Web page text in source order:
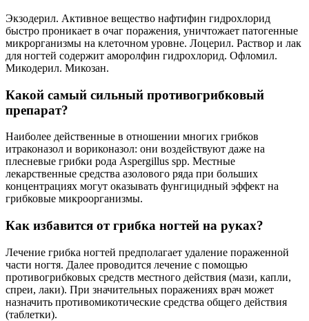
Экзодерил. Активное вещество нафтифин гидрохлорид
быстро проникает в очаг поражения, уничтожает патогенные
микрорганизмы на клеточном уровне. Лоцерил. Раствор и лак
для ногтей содержит аморолфин гидрохлорид. Офломил.
Микодерил. Микозан.
Какой самый сильный противогрибковый
препарат?
Наиболее действенные в отношении многих грибков
итраконазол и вориконазол: они воздействуют даже на
плесневые грибки рода Aspergillus spp. Местные
лекарственные средства азолового ряда при больших
концентрациях могут оказывать фунгицидный эффект на
грибковые микроорганизмы.
Как избавится от грибка ногтей на руках?
Лечение грибка ногтей предполагает удаление пораженной
части ногтя. Далее проводится лечение с помощью
противогрибковых средств местного действия (мази, капли,
спреи, лаки). При значительных поражениях врач может
назначить противомикотические средства общего действия
(таблетки).